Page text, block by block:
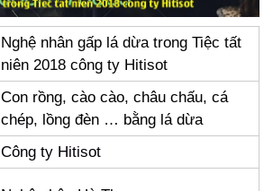
Nghệ nhân gấp lá dừa trong Tiệc tất
niên 2018 công ty Hitisot
Con rồng, cào cào, châu chấu, cá
chép, lồng đèn … bằng lá dừa
Công ty Hitisot